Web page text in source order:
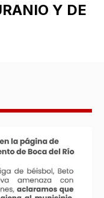
Y DE